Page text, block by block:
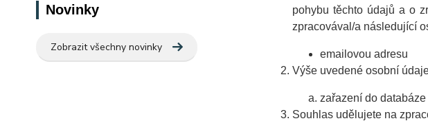
Novinky
Zobrazit všechny novinky
pohybu těchto údajů a o
zpracovával/a následující
emailovou adresu
Výše uvedené osobní
zařazení do
Souhlas udělujete na